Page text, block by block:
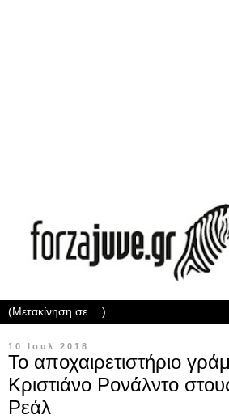
10 Ιουλ 2018
Το αποχαιρετιστήριο
Κριστιάνο Ρονάλντο
Ρεάλ